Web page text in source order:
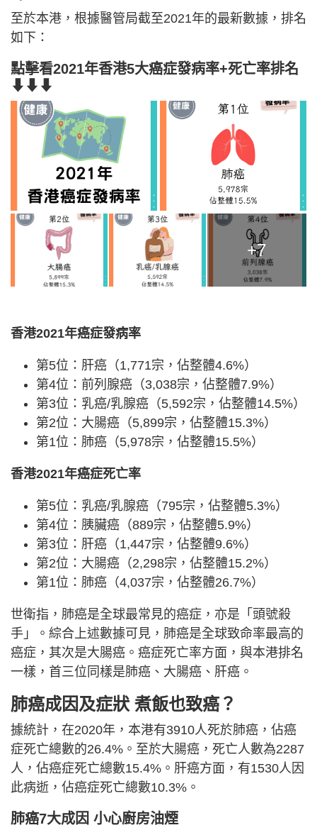
至於本港，根據醫管局截至2021年的最新數據，排名
如下：
點擊看2021年香港5大癌症發病率+死亡率排名
⬇⬇⬇
+7
香港2021年癌症發病率
第5位：肝癌（1,771宗，佔整體4.6%）
第4位：前列腺癌（3,038宗，佔整體7.9%）
第3位：乳癌/乳腺癌（5,592宗，佔整體14.5%）
第2位：大腸癌（5,899宗，佔整體15.3%）
第1位：肺癌（5,978宗，佔整體15.5%）
香港2021年癌症死亡率
第5位：乳癌/乳腺癌（795宗，佔整體5.3%）
第4位：胰臟癌（889宗，佔整體5.9%）
第3位：肝癌（1,447宗，佔整體9.6%）
第2位：大腸癌（2,298宗，佔整體15.2%）
第1位：肺癌（4,037宗，佔整體26.7%）
世衛指，肺癌是全球最常見的癌症，亦是「頭號殺
手」。綜合上述數據可見，肺癌是全球致命率最高的
癌症，其次是大腸癌。癌症死亡率方面，與本港排名
一樣，首三位同樣是肺癌、大腸癌、肝癌。
肺癌成因及症狀 煮飯也致癌？
據統計，在2020年，本港有3910人死於肺癌，佔癌
症死亡總數的26.4%。至於大腸癌，死亡人數為2287
人，佔癌症死亡總數15.4%。肝癌方面，有1530人因
此病逝，佔癌症死亡總數10.3%。
肺癌7大成因 小心廚房油煙